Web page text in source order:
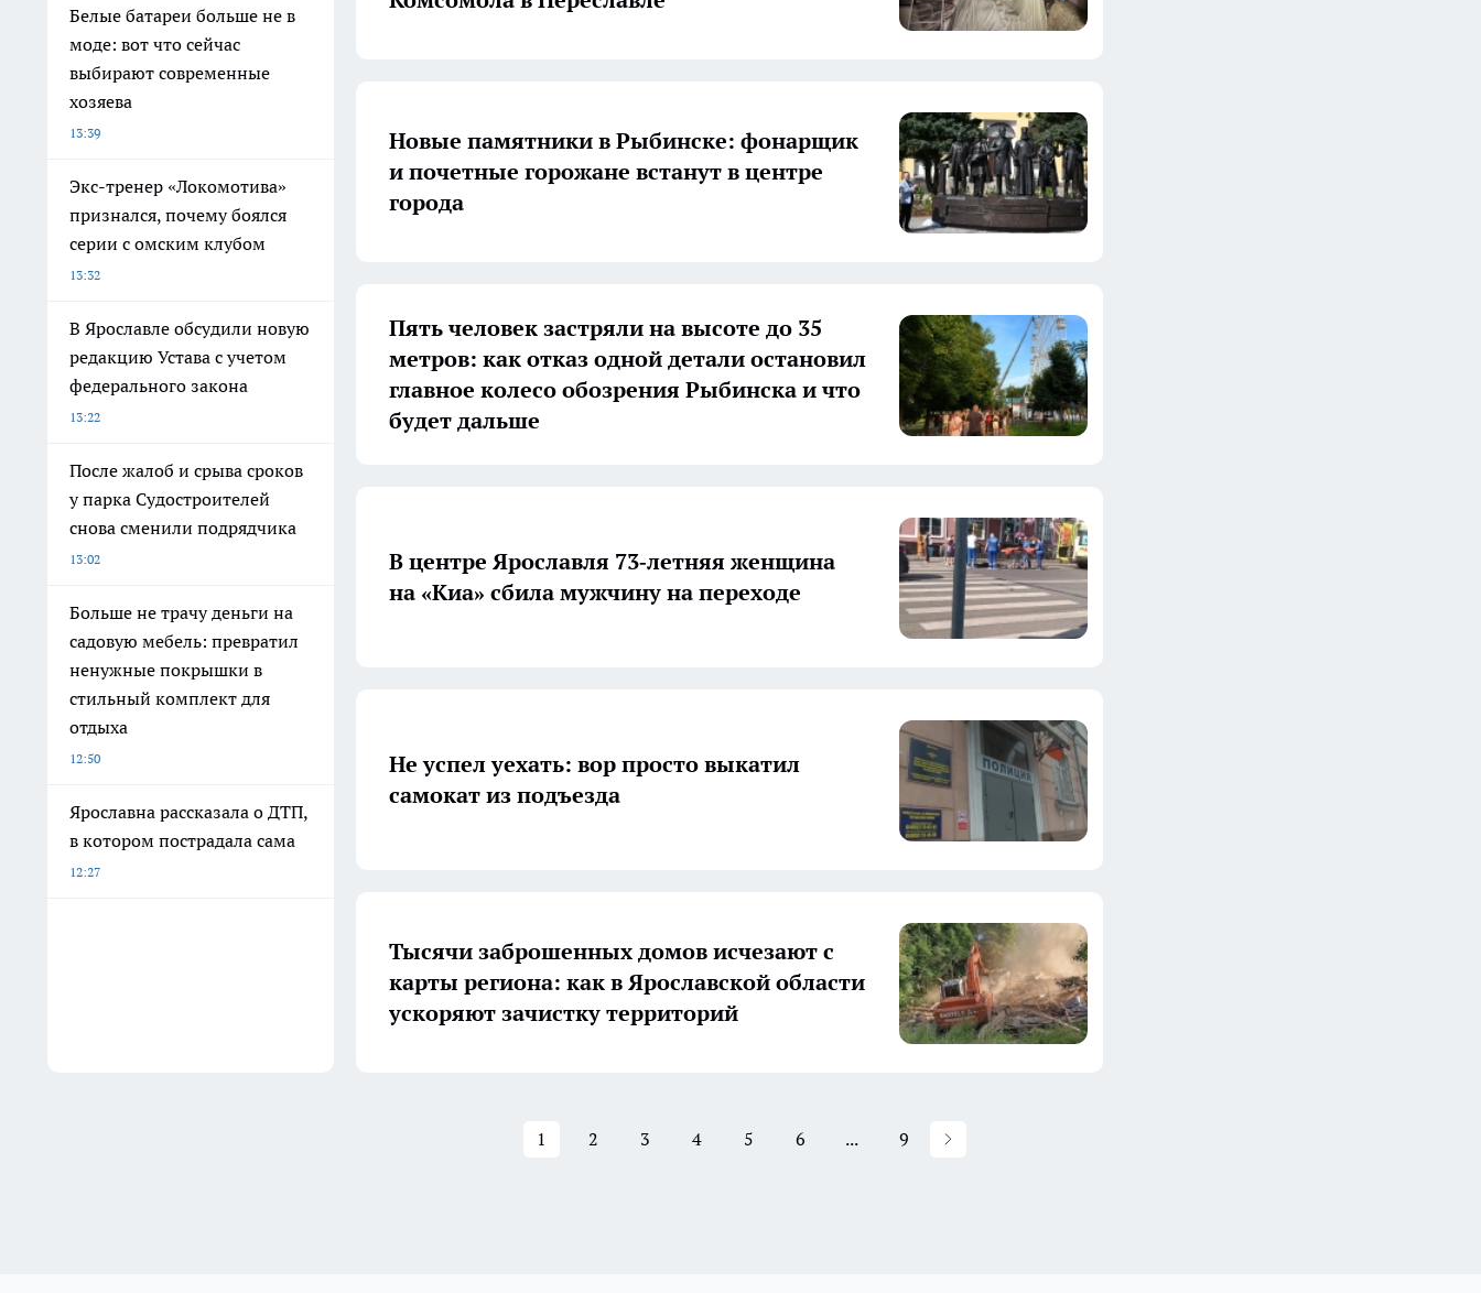
Белые батареи больше не в
моде: вот что сейчас
выбирают современные
хозяева
13:39
Экс-тренер «Локомотива»
признался, почему боялся
серии с омским клубом
13:32
В Ярославле обсудили новую
редакцию Устава с учетом
федерального закона
13:22
После жалоб и срыва сроков
у парка Судостроителей
снова сменили подрядчика
13:02
Больше не трачу деньги на
садовую мебель: превратил
ненужные покрышки в
стильный комплект для
отдыха
12:50
Ярославна рассказала о ДТП,
в котором пострадала сама
12:27
Новые памятники в Рыбинске: фонарщик
и почетные горожане встанут в центре
города
Пять человек застряли на высоте до 35
метров: как отказ одной детали остановил
главное колесо обозрения Рыбинска и что
будет дальше
В центре Ярославля 73‑летняя женщина
на «Киа» сбила мужчину на переходе
Не успел уехать: вор просто выкатил
самокат из подъезда
Тысячи заброшенных домов исчезают с
карты региона: как в Ярославской области
ускоряют зачистку территорий
1 2 3 4 5 6 ... 9